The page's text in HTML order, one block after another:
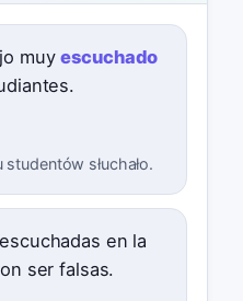
muyescuchado
słuchało.
en la
ser falsas.